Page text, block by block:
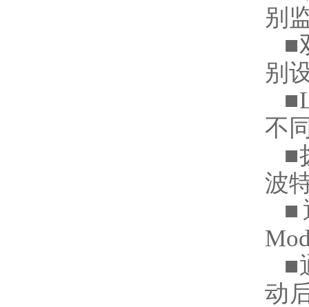
别
■
别
不
■
波
■
■
动